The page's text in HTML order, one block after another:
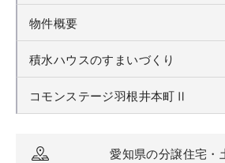
物件概要
積水ハウスのすまいづくり
コモンステージ羽根井本町Ⅱ
愛知県の分譲住宅・